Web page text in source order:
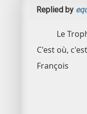
Replied by
Le
C'est où,
François